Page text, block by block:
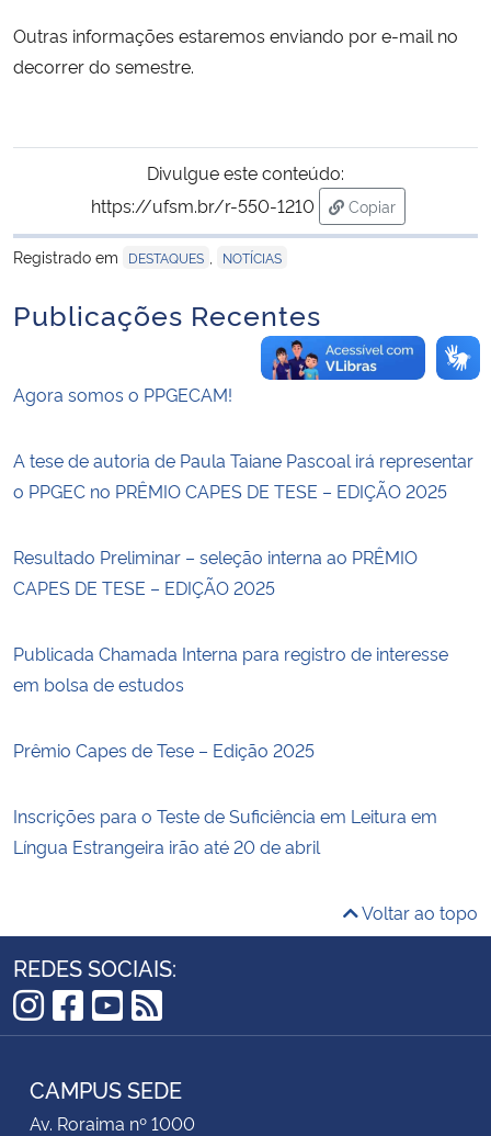
Advocacia-Geral da União
Outras informações estaremos enviando por e-mail no
decorrer do semestre.
Divulgue este conteúdo:
https://ufsm.br/r-550-1210
Copiar
para área de
Registrado em
DESTAQUES NOTÍCIAS
Publicações Recentes
Agora somos o PPGECAM!
A tese de autoria de Paula Taiane Pascoal irá representar
o PPGEC no PRÊMIO CAPES DE TESE – EDIÇÃO 2025
Resultado Preliminar – seleção interna ao PRÊMIO
CAPES DE TESE – EDIÇÃO 2025
Publicada Chamada Interna para registro de interesse
em bolsa de estudos
Prêmio Capes de Tese – Edição 2025
Inscrições para o Teste de Suficiência em Leitura em
Língua Estrangeira irão até 20 de abril
Voltar ao topo
REDES SOCIAIS:
Instagram
Facebook
YouTube
RSS
CAMPUS SEDE
Av. Roraima nº 1000